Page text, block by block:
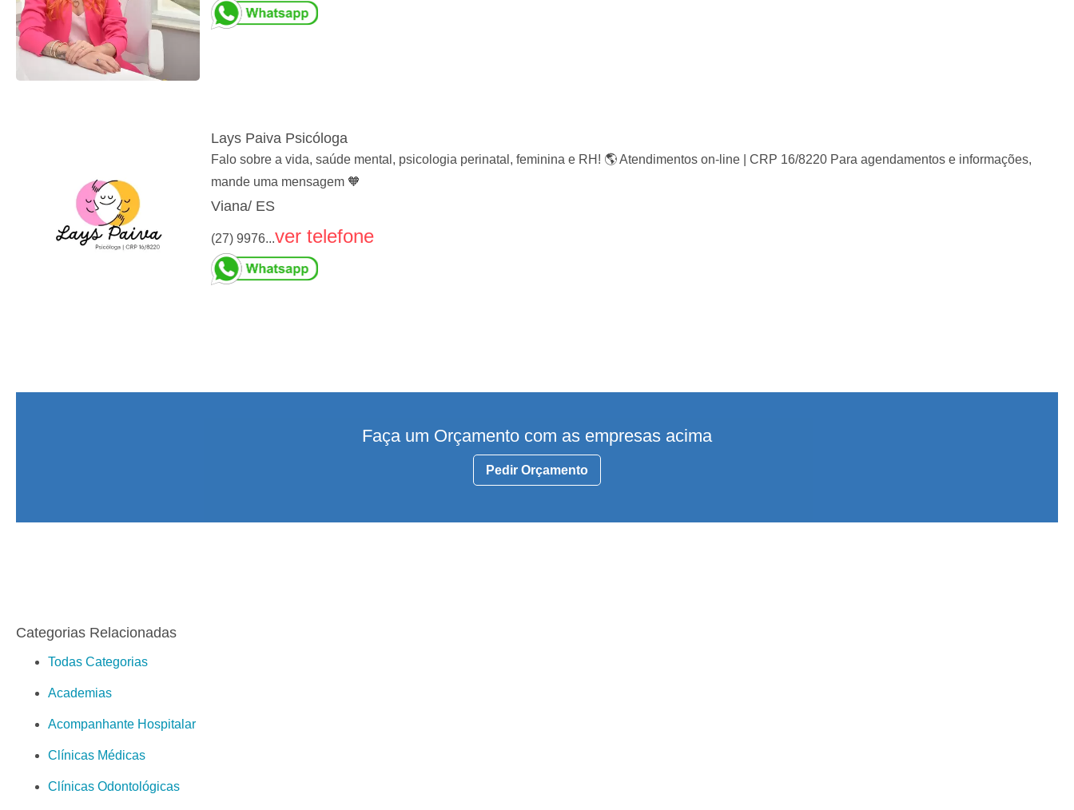
Lays Paiva Psicóloga
Falo sobre a vida, saúde mental, psicologia perinatal, feminina e RH! 🌎 Atendimentos on-line | CRP 16/8220 Para agendamentos e informações,
mande uma mensagem 🧡
Viana/ ES
(27) 9976...ver telefone
Faça um Orçamento com as empresas acima
Pedir Orçamento
Categorias Relacionadas
Todas Categorias
Academias
Acompanhante Hospitalar
Clínicas Médicas
Clínicas Odontológicas